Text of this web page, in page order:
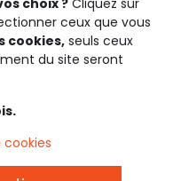
choix ? Cliquez sur
ceux que vous
cookies, seuls ceux
du site seront